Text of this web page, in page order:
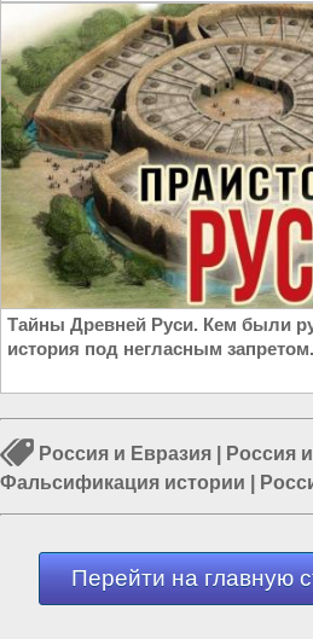
Тайны Древней Руси. Кем были
история под негласным
Россия и Евразия Россия
Фальсификация истории
в России|Власть в РФ|СССР и
Перейти на главную